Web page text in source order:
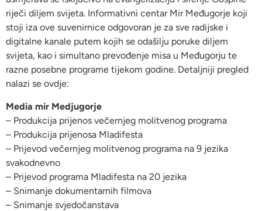
riječi diljem svijeta. Informativni centar Mir Međugorje koji
stoji iza ove suvenirnice odgovoran je za sve radijske i
digitalne kanale putem kojih se odašilju poruke diljem
svijeta, kao i simultano prevođenje misa u Međugorju te
razne posebne programe tijekom godine. Detaljniji pregled
nalazi se ovdje:
Media mir Medjugorje
– Produkcija prijenos večernjeg molitvenog programa
– Produkcija prijenosa Mladifesta
– Prijevod večernjeg molitvenog programa na 9 jezika
svakodnevno
– Prijevod programa Mladifesta na 20 jezika
– Snimanje dokumentarnih filmova
– Snimanje svjedočanstava